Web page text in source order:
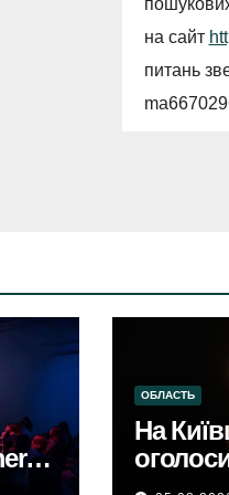
на сайт
питань
ОБЛАСТЬ
На